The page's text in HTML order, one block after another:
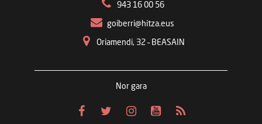
943 16 00 56
goiberri@hitza.eus
Oriamendi, 32 – BEASAIN
Nor gara